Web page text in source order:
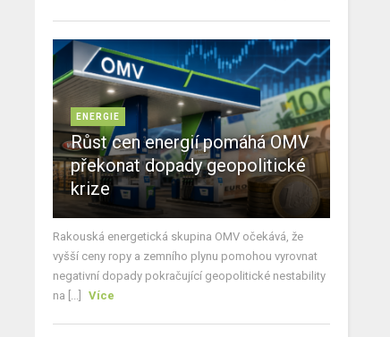
ENERGIE
Růst cen energií pomáhá OMV
překonat dopady geopolitické
krize
Rakouská energetická skupina OMV očekává, že
vyšší ceny ropy a zemního plynu pomohou vyrovnat
negativní dopady pokračující geopolitické nestability
na [...]
Více